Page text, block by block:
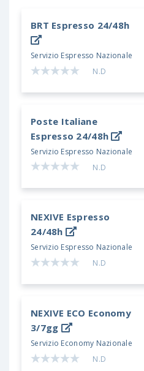
BRT Espresso 24/48h
Servizio Espresso Nazionale
N.D
Poste Italiane
Espresso 24/48h
Servizio Espresso Nazionale
N.D
NEXIVE Espresso
24/48h
Servizio Espresso Nazionale
N.D
NEXIVE ECO Economy
3/7gg
Servizio Economy Nazionale
N.D